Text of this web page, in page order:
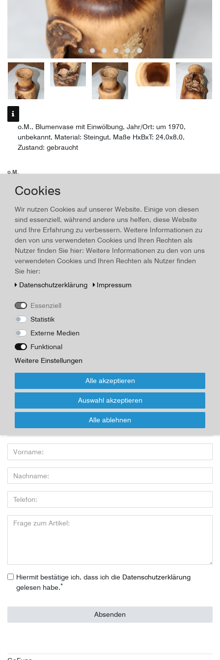
o.M., Blumenvase mit Einwölbung, Jahr/Ort: um 1970,
unbekannt, Material: Steingut, Maße HxBxT: 24,0x8,0,
Zustand: gebraucht
o.M.
Blumenvase mit Einwölbung
Herstellungsjahr:um 1970 , Material:Steingut
Technisches
Merkmal
Wert
Art.-ID 17762
Beschreibung
Keramik-Blumenvase mit Einwölbung, Holzdekor, mit aufgeklebten
getrockneten Gräsern, mit Einwölbung darin ein loser Stein. Höhe
24,0 cm, oberer Rand Durchmesser 7,8 cm, Fuß-Durchmesser
55,00 EUR
Inhalt1Stück
Für Infos zum Artikel oder Kauf, bitte
Formular nutzen!
Wenn Sie den Artikel kaufen möchten, dann bitte das Formular
nutzen:
Hiermit bestätige ich, dass ich die Daten­schutz­erklärung
gelesen habe.*
Absenden
Cookies
Wir nutzen Cookies auf unserer Website. Einige von diesen
sind essenziell, während andere uns helfen, diese Website
und Ihre Erfahrung zu verbessern. Weitere Informationen zu
den von uns verwendeten Cookies und Ihren Rechten als
Nutzer finden Sie hier: Weitere Informationen zu den von uns
verwendeten Cookies und Ihren Rechten als Nutzer finden
Sie hier:
Daten­schutz­erklärung
Impressum
Essenziell
Statistik
Externe Medien
Funktional
Weitere Einstellungen
Alle akzeptieren
Auswahl akzeptieren
Alle ablehnen